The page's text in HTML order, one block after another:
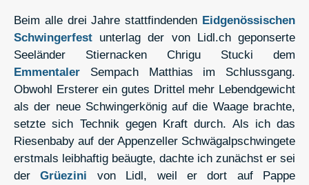
Beim alle drei Jahre stattfindenden Eidgenössischen
Schwingerfest unterlag der von Lidl.ch geponserte
Seeländer Stiernacken Chrigu Stucki dem
Emmentaler Sempach Matthias im Schlussgang.
Obwohl Ersterer ein gutes Drittel mehr Lebendgewicht
als der neue Schwingerkönig auf die Waage brachte,
setzte sich Technik gegen Kraft durch. Als ich das
Riesenbaby auf der Appenzeller Schwägalpschwingete
erstmals leibhaftig beäugte, dachte ich zunächst er sei
derGrüezini von Lidl, weil er dort auf Pappe